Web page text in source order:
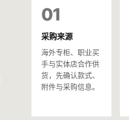
01
采购来源
海外专柜、职业买
手与实体店合作供
货，先确认款式、
附件与采购信息。